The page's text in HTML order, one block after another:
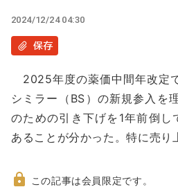
ツ
に
動
2024/12/24 04:30
保存
2025年度の薬価中間年改定
シミラー（BS）の新規参入を
のための引き下げを1年前倒し
あることが分かった。特に売
この記事は会員限定です。